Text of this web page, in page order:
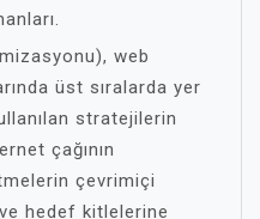
web
üst sıralarda yer
stratejilerin
çağının
çevrimiçi
hedef kitlelerine